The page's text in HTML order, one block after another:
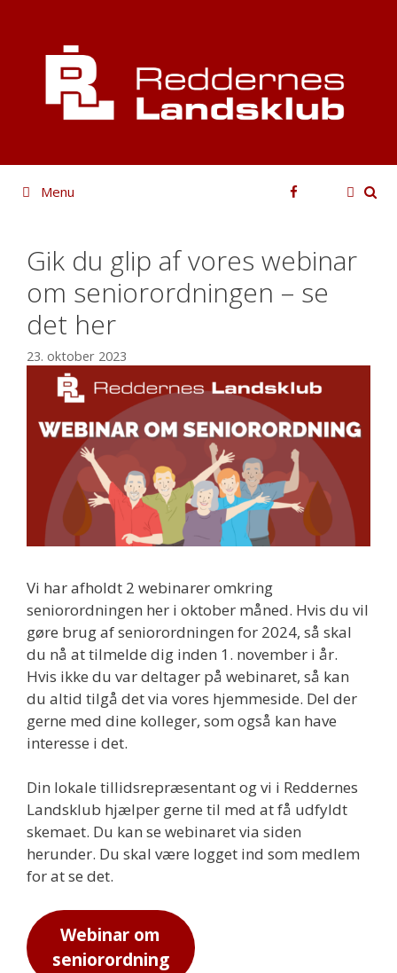
indhold
Facebook
Menu
Gik du glip af vores webinar
om seniorordningen – se
det her
23. oktober 2023
Vi har afholdt 2 webinarer omkring
seniorordningen her i oktober måned. Hvis du vil
gøre brug af seniorordningen for 2024, så skal
du nå at tilmelde dig inden 1. november i år.
Hvis ikke du var deltager på webinaret, så kan
du altid tilgå det via vores hjemmeside. Del der
gerne med dine kolleger, som også kan have
interesse i det.
Din lokale tillidsrepræsentant og vi i Reddernes
Landsklub hjælper gerne til med at få udfyldt
skemaet. Du kan se webinaret via siden
herunder. Du skal være logget ind som medlem
for at se det.
Webinar om
seniorordning